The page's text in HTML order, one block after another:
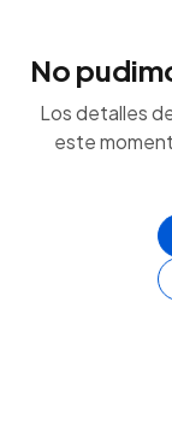
No
Los detalles
este